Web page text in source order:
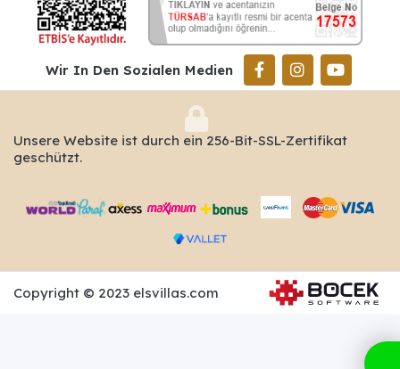
Wir In Den Sozialen Medien
Unsere Website ist durch ein 256-Bit-SSL-Zertifikat
geschützt.
Copyright © 2023 elsvillas.com